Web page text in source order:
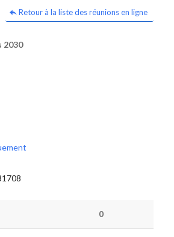
Retour à la liste des réunions en ligne
2030
0